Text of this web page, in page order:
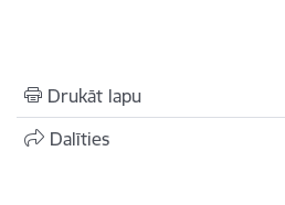
Drukāt lapu
Dalīties